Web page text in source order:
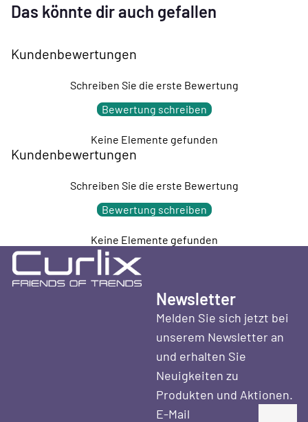
Das könnte dir auch gefallen
Kundenbewertungen
Schreiben Sie die erste Bewertung
Bewertung schreiben
Keine Elemente gefunden
Kundenbewertungen
Schreiben Sie die erste Bewertung
Bewertung schreiben
Keine Elemente gefunden
Newsletter
Melden Sie sich jetzt bei
unserem Newsletter an
und erhalten Sie
Neuigkeiten zu
Produkten und Aktionen.
E-Mail